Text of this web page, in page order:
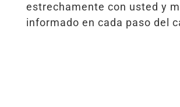
estrechamente con usted y
informado en cada paso del